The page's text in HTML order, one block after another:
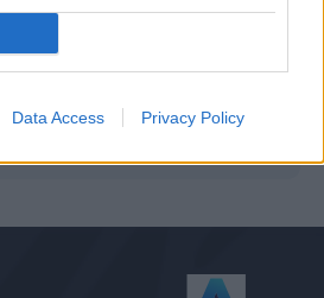
Data Access Privacy Policy